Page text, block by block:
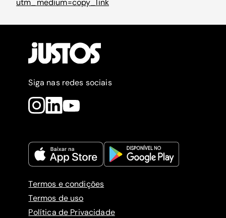
utm_medium=copy_link
Siga nas redes sociais
Termos e condições
Termos de uso
Política de Privacidade